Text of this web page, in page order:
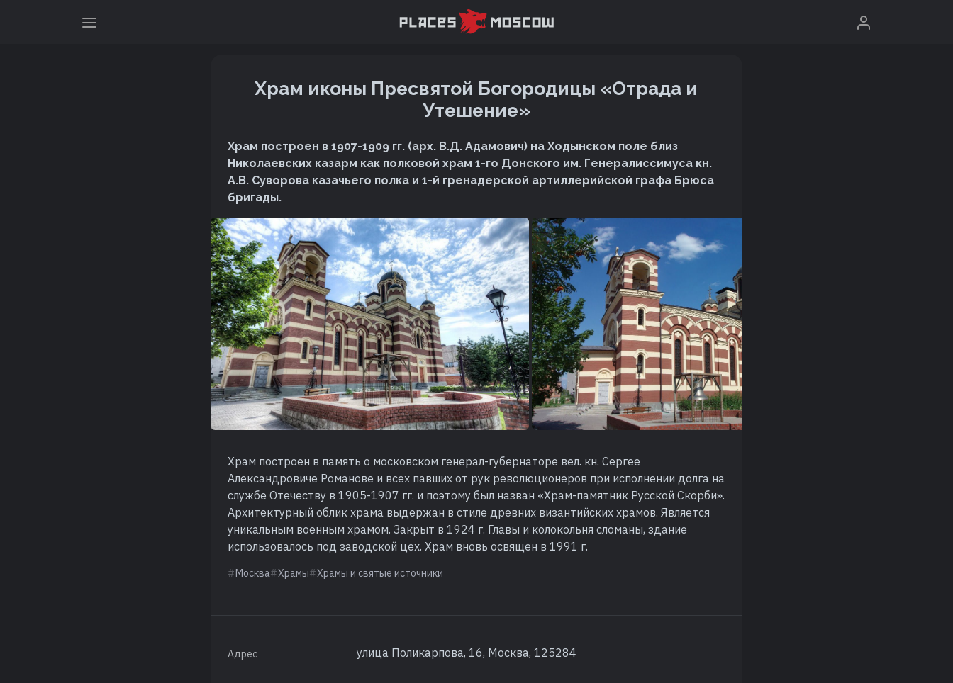
Храм иконы Пресвятой Богородицы «Отрада и
Утешение»
Храм построен в 1907-1909 гг. (арх. В.Д. Адамович) на Ходынском поле близ
Николаевских казарм как полковой храм 1-го Донского им. Генералиссимуса кн.
А.В. Суворова казачьего полка и 1-й гренадерской артиллерийской графа Брюса
бригады.
Храм построен в память о московском генерал-губернаторе вел. кн. Сергее
Александровиче Романове и всех павших от рук революционеров при исполнении долга на
службе Отечеству в 1905-1907 гг. и поэтому был назван «Храм-памятник Русской Скорби».
Архитектурный облик храма выдержан в стиле древних византийских храмов. Является
уникальным военным храмом. Закрыт в 1924 г. Главы и колокольня сломаны, здание
использовалось под заводской цех. Храм вновь освящен в 1991 г.
Москва Храмы Храмы и святые источники
Адрес улица Поликарпова, 16, Москва, 125284